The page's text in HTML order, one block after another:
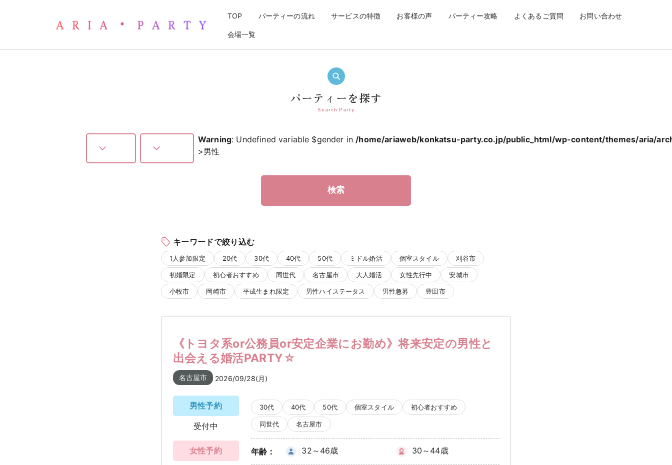
婚活パーティー – 名古屋で婚活パーティーなら【アリアパーティー】
TOP パーティーの流れ サービスの特徴 お客様の声 パーティー攻略 よくあるご質問 お問い合わせ
会場一覧
パーティーを探す
Search Party
Warning: Undefined variable $gender in/home/ariaweb/konkatsu-party.co.jp/public_html/wp-content/themes/aria/
>男性
検索
キーワードで絞り込む
1人参加限定 20代 30代 40代 50代 ミドル婚活 個室スタイル 刈谷市
初婚限定 初心者おすすめ 同世代 名古屋市 大人婚活 女性先行中 安城市
小牧市 岡崎市 平成生まれ限定 男性ハイステータス 男性急募 豊田市
《トヨタ系or公務員or安定企業にお勤め》将来安定の男性と
出会える婚活PARTY☆
名古屋市 2026/09/28(月)
男性予約
受付中
女性予約
30代 40代 50代 個室スタイル 初心者おすすめ
同世代 名古屋市
年齢： 32～46歳 30～44歳